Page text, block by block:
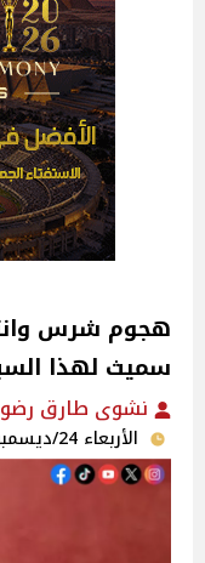
هجوم شرس
سميث لهذا
نشوى طارق
الأربعاء 24/ديسمبر/2025 - 05:46 م